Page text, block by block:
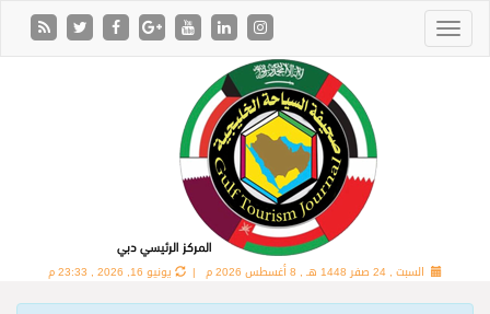
السبت , 24 صفر 1448 هـ , 8 أغسطس 2026 م | يونيو 16, 2026 , 23:33 م